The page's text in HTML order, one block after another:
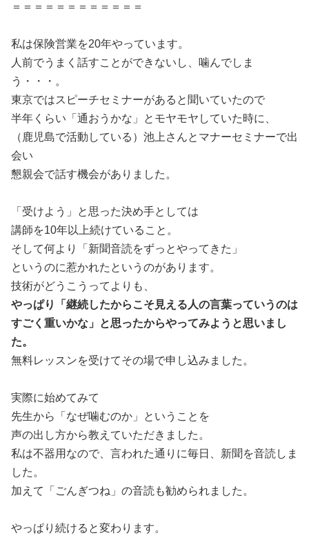
＝＝＝＝＝＝＝＝＝＝＝＝
私は保険営業を20年やっています。
人前でうまく話すことができないし、噛んでしま
う・・・。
東京ではスピーチセミナーがあると聞いていたので
半年くらい「通おうかな」とモヤモヤしていた時に、
（鹿児島で活動している）池上さんとマナーセミナーで出
会い
懇親会で話す機会がありました。
「受けよう」と思った決め手としては
講師を10年以上続けていること。
そして何より「新聞音読をずっとやってきた」
というのに惹かれたというのがあります。
技術がどうこうってよりも、
やっぱり「継続したからこそ見える人の言葉っていうのは
すごく重いかな」と思ったからやってみようと思いまし
た。
無料レッスンを受けてその場で申し込みました。
実際に始めてみて
先生から「なぜ噛むのか」ということを
声の出し方から教えていただきました。
私は不器用なので、言われた通りに毎日、新聞を音読しま
した。
加えて「ごんぎつね」の音読も勧められました。
やっぱり続けると変わります。